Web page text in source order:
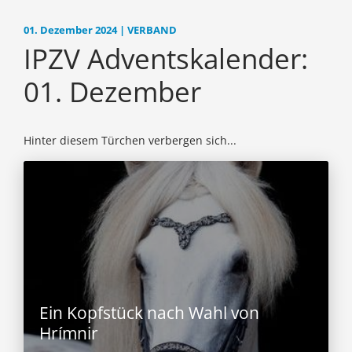
01. Dezember 2024 | VERBAND
IPZV Adventskalender:
01. Dezember
Hinter diesem Türchen verbergen sich...
Ein Kopfstück nach Wahl von
Hrímnir